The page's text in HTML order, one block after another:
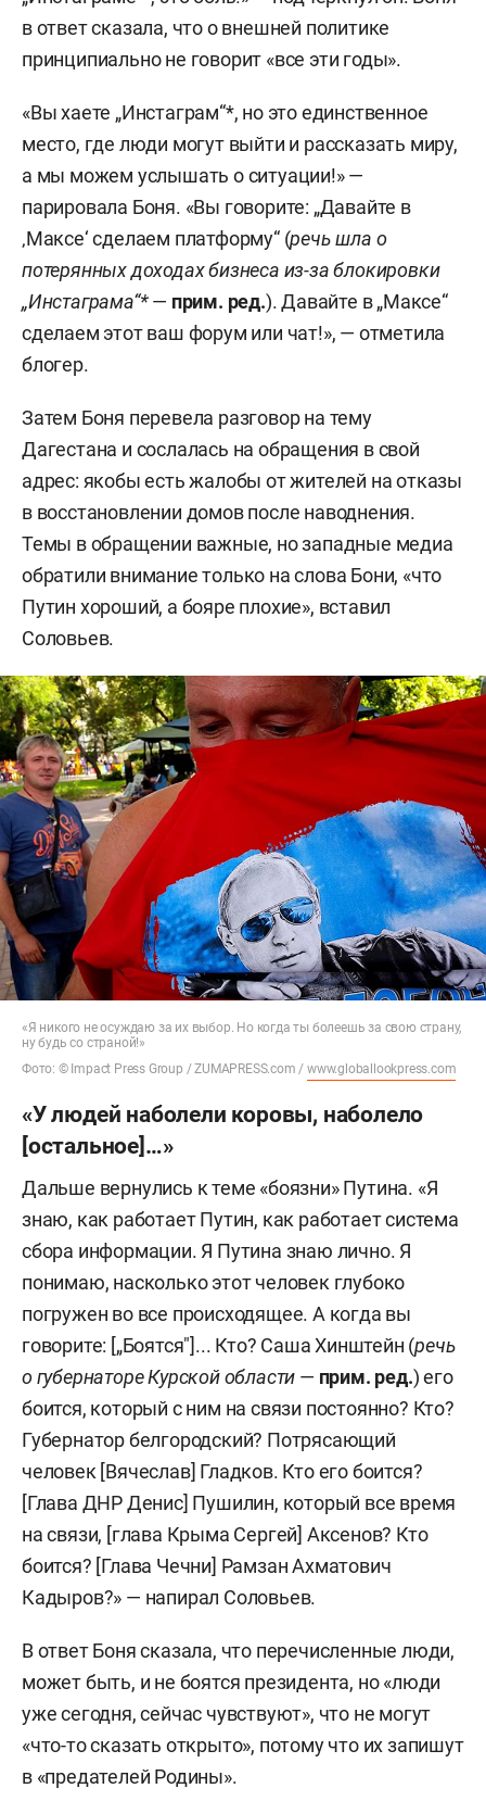
в ответ сказала, что о внешней политике
принципиально не говорит «все эти годы».
«Вы хаете „Инстаграм“*, но это единственное
место, где люди могут выйти и рассказать миру,
а мы можем услышать о ситуации!» —
парировала Боня. «Вы говорите: „Давайте в
‚Максе‘ сделаем платформу“ (речь шла о
потерянных доходах бизнеса из-за блокировки
„Инстаграма“*— прим. ред.). Давайте в „Максе“
сделаем этот ваш форум или чат!», — отметила
блогер.
Затем Боня перевела разговор на тему
Дагестана и сослалась на обращения в свой
адрес: якобы есть жалобы от жителей на отказы
в восстановлении домов после наводнения.
Темы в обращении важные, но западные медиа
обратили внимание только на слова Бони, «что
Путин хороший, а бояре плохие», вставил
Соловьев.
«Я никого не осуждаю за их выбор. Но когда ты болеешь за свою страну,
ну будь со страной!»
Фото: © Impact Press Group / ZUMAPRESS.com /www.globallookpress.com
«У людей наболели коровы, наболело
[остальное]…»
Дальше вернулись к теме «боязни» Путина. «Я
знаю, как работает Путин, как работает система
сбора информации. Я Путина знаю лично. Я
понимаю, насколько этот человек глубоко
погружен во все происходящее. А когда вы
говорите: [„Боятся"]... Кто? Саша Хинштейн (речь
о губернаторе Курской области — прим. ред.) его
боится, который с ним на связи постоянно? Кто?
Губернатор белгородский? Потрясающий
человек [Вячеслав] Гладков. Кто его боится?
[Глава ДНР Денис] Пушилин, который все время
на связи, [глава Крыма Сергей] Аксенов? Кто
боится? [Глава Чечни] Рамзан Ахматович
Кадыров?» — напирал Соловьев.
В ответ Боня сказала, что перечисленные люди,
может быть, и не боятся президента, но «люди
уже сегодня, сейчас чувствуют», что не могут
«что-то сказать открыто», потому что их запишут
в «предателей Родины».